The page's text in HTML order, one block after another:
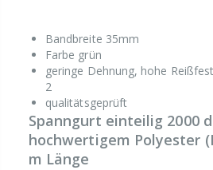
Bandbreite 35mm
Farbe grün
geringe Dehnung, hohe
2
qualitätsgeprüft
Spanngurt einteilig 2000
hochwertigem Polyester
m Länge